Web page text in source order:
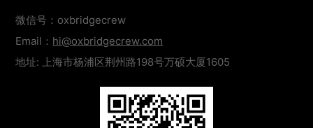
微信号：oxbridgecrew
Email： hi@oxbridgecrew.com
地址: 上海市杨浦区荆州路198号万硕大厦1605